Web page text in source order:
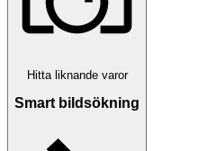
Hitta liknande varor
Smart bildsökning